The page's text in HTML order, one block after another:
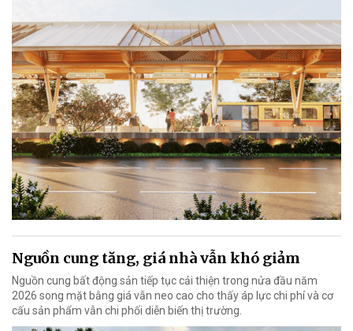
Nguồn cung tăng, giá nhà vẫn khó giảm
Nguồn cung bất động sản tiếp tục cải thiện trong nửa đầu năm
2026 song mặt bằng giá vẫn neo cao cho thấy áp lực chi phí và cơ
cấu sản phẩm vẫn chi phối diễn biến thị trường.